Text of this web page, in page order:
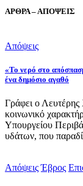
ΑΡΘΡΑ – ΑΠΟΨΕΙΣ
Απόψεις
«Το νερό στο
ένα δημόσιο αγαθό
Γράφει ο
κοινωνικό
Υπουργείου
υδάτων, που
Απόψεις Έβρος